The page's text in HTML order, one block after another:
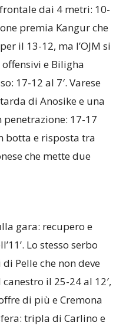
dai 4 metri: 10-
premia Kangur che
il 13-12, ma l’OJM si
e Biligha
17-12 al 7′. Varese
di Anosike e una
17-17
botta e risposta tra
che mette due
gara: recupero e
Lo stesso serbo
Pelle che non deve
il 25-24 al 12′,
di più e Cremona
tripla di Carlino e